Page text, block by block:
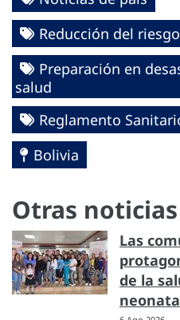
Reducción del
Preparación en
salud
Reglamento
Bolivia
Otras noticias
Las
de la